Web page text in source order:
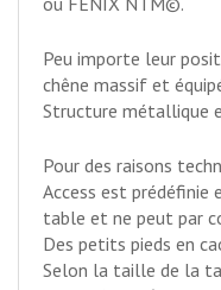
Peu importe leur
chêne massif et
Structure métallique
Pour des raisons
Access est prédéfinie
table et ne peut par
Des petits pieds en
Selon la taille de la